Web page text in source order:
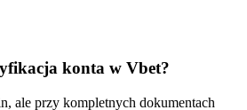
konta w Vbet?
ale przy kompletnych dokumentach